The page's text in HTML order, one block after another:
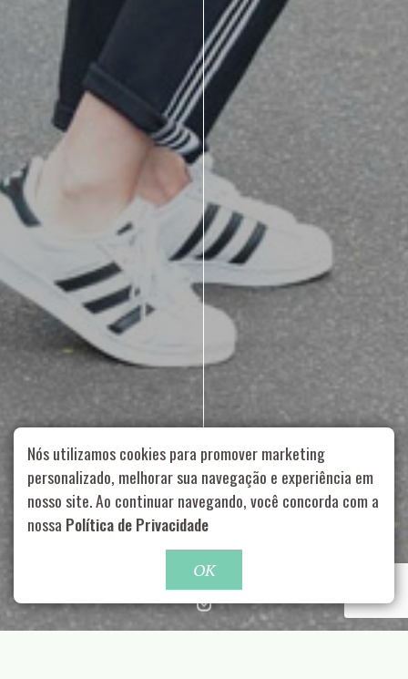
Rua Aurélia, 1714 – Vila Romana, São Paulo – SP | 55 11
99178-5848
contato@nucleofood.com
Role para continar
Nós utilizamos cookies para promover marketing
personalizado, melhorar sua navegação e experiência em
nosso site. Ao continuar navegando, você concorda com a
nossa Política de Privacidade
OK